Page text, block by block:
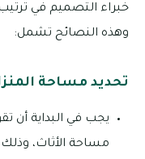
خبراء التصميم في
وهذه النصائح تشمل:
تحديد مساحة
يجب في البداية أن
مساحة الأثاث،